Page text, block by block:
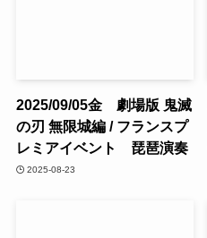
2025/09/05金 劇場版 鬼滅
の刃 無限城編 / フランスプ
レミアイベント 琵琶演奏
2025-08-23